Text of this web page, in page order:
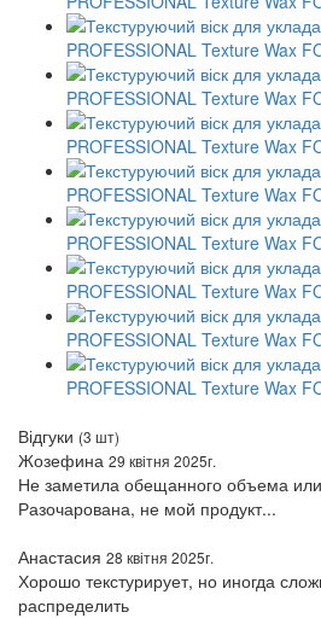
Відгуки (3 шт)
Жозефина 29 квітня 2025г.
Не заметила обещанного объема или
Разочарована, не мой продукт...
Анастасия 28 квітня 2025г.
Хорошо текстурирует, но иногда
распределить